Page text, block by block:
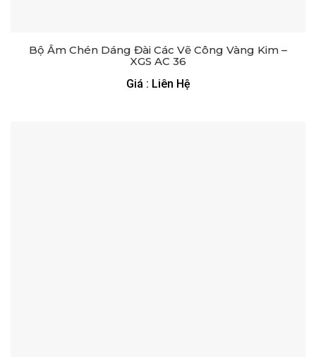
Bộ Ấm Chén Dáng Đài Các Vẽ Công Vàng Kim –
XGS AC 36
Giá : Liên Hệ